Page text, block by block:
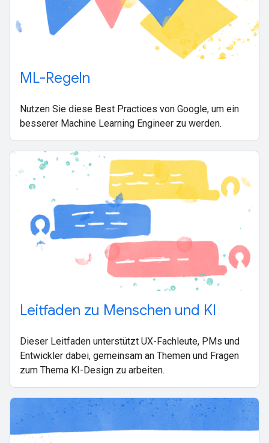
ML-Regeln
Nutzen Sie diese Best Practices von Google, um ein
besserer Machine Learning Engineer zu werden.
Leitfaden zu Menschen und KI
Dieser Leitfaden unterstützt UX-Fachleute, PMs und
Entwickler dabei, gemeinsam an Themen und Fragen
zum Thema KI-Design zu arbeiten.